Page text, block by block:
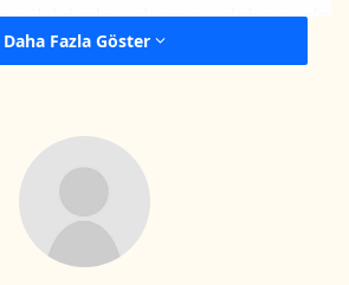
içinde çalışmayı daha cazip
Filistin iş gücünü, yerel
Yerleşik İsrail inancına
istikrarın sağlanması ve
meşgul olması direniş
Buna ek olarak, bu yaklaşım
Daha Fazla Göster